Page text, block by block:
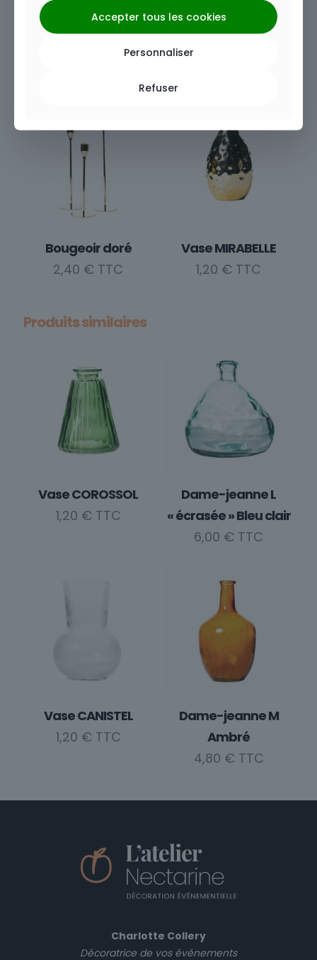
Vase M PHYSALIS
Vase REINE-CLAUDE
Bougeoir doré
2,40 €
Vase MIRABELLE
1,20 €
Produits similaires
Vase COROSSOL
1,20 €
Dame-jeanne L
« écrasée » Bleu clair
6,00 €
Vase CANISTEL
1,20 €
Dame-jeanne M
Ambré
4,80 €
Charlotte Collery
Décoratrice de vos événements
Refuser
Personnaliser
Accepter tous les cookies